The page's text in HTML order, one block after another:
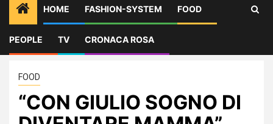
HOME FASHION-SYSTEM FOOD
PEOPLE TV CRONACA ROSA
Home FOOD “CON GIULIO SOGNO DI DIVENTARE MAMMA”
FOOD
“CON GIULIO SOGNO DI